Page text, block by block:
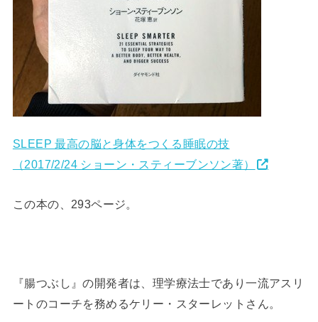
SLEEP 最高の脳と身体をつくる睡眠の技
（2017/2/24 ショーン・スティーブンソン著）
この本の、293ページ。
『腸つぶし』の開発者は、理学療法士であり一流アスリ
ートのコーチを務めるケリー・スターレットさん。